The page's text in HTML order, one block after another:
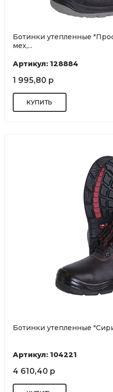
Ботинки утепленные
мех,...
Артикул: 128884
1 995,80 р
Ботинки утепленные
Артикул: 104221
4 610,40 р